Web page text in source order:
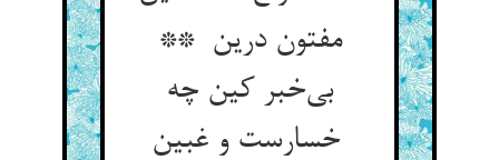
مفتون درین **
بی‌خبر کین چه
خسارست و غبین